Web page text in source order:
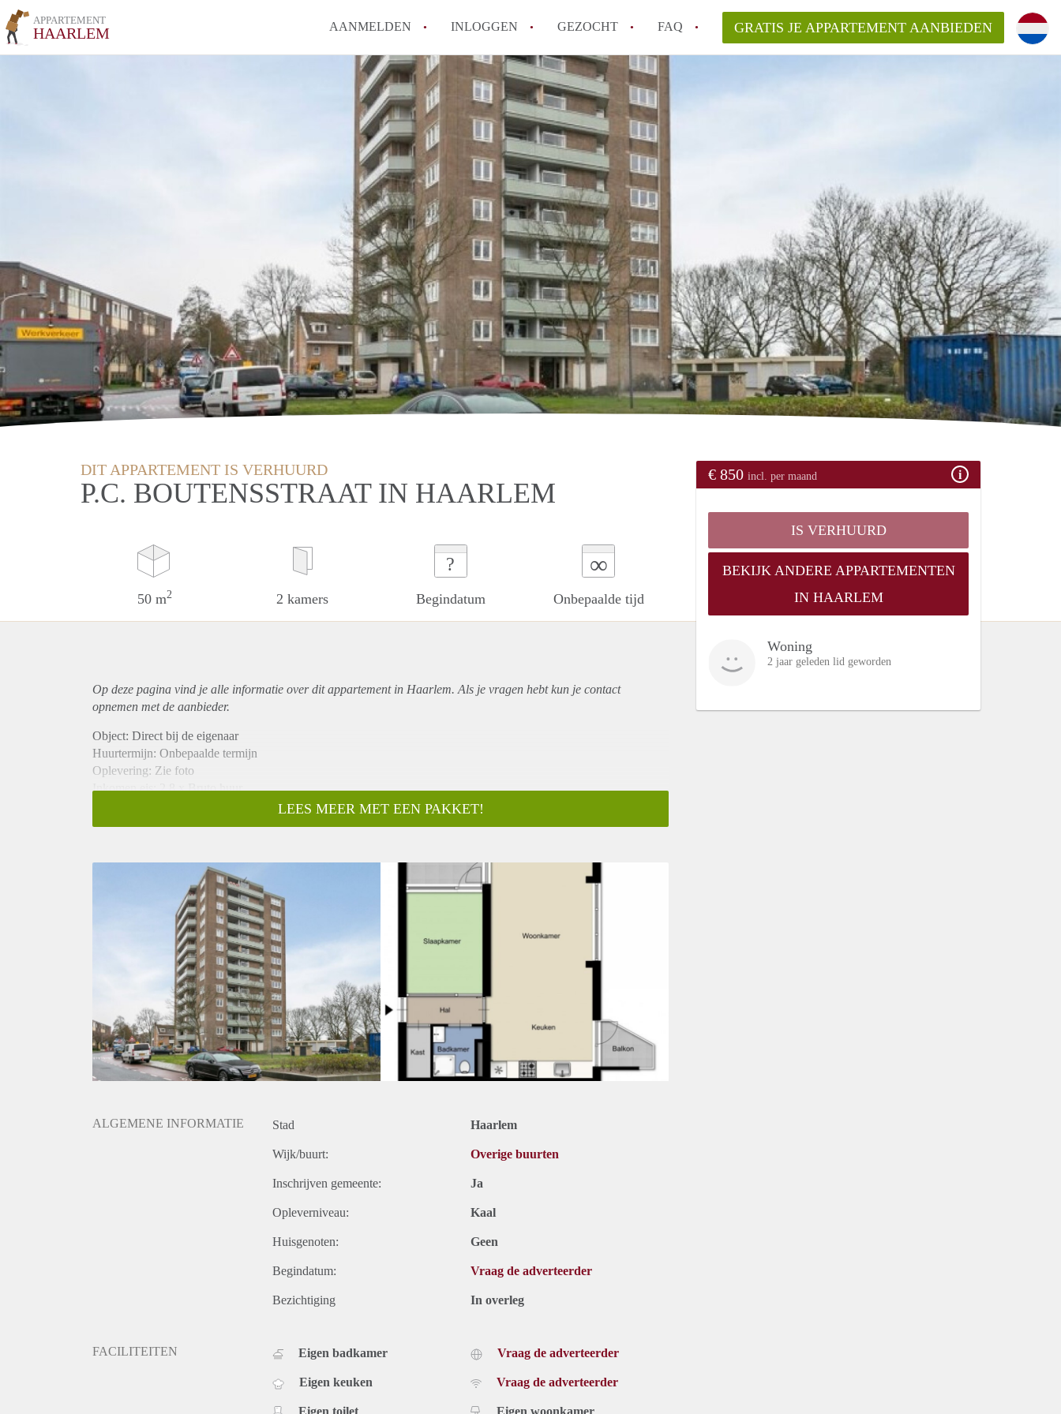
APPARTEMENT
HAARLEM AANMELDEN INLOGGEN GEZOCHT FAQ
How to translate AppartementHaarlem!
Wat is AppartementHaarlem?
Hoeveel kost het om te reageren op een Appartement in Haarlem?
Wat is de privacyverklaring van AppartementHaarlem?
Berekent AppartementHaarlem
makelaarsvergoeding/bemiddelingsvergoeding?
Alle veelgestelde vragen
GRATIS JE APPARTEMENT AANBIEDEN
DIT APPARTEMENT IS VERHUURD
P.C. BOUTENSSTRAAT IN HAARLEM
50 m2 2 kamers
?
Begindatum
∞
Onbepaalde tijd
€ 850 incl. per maand
IS VERHUURD
BEKIJK ANDERE APPARTEMENTEN
IN HAARLEM
Woning
2 jaar geleden lid geworden
Op deze pagina vind je alle informatie over ditappartementin Haarlem. Als je vragen hebt kun je contact
opnemen met de aanbieder.
Object: Direct bij de eigenaar
Huurtermijn: Onbepaalde termijn
Oplevering: Zie foto
Inkomen eis: 2,8 x Bruto huur
Borg: 1 Maand
Huisdieren toegestaan: Afhankelijk van de Eigenaar
Huurtoeslag grens: Nee
Geschikt voor studenten: Afhankelijk van de Eigenaar
LEES MEER MET EEN PAKKET!
ALGEMENE INFORMATIE Stad Haarlem
Wijk/buurt: Overige buurten
Inschrijven gemeente: Ja
Opleverniveau: Kaal
Huisgenoten: Geen
Begindatum: Vraag de adverteerder
Bezichtiging In overleg
FACILITEITEN Eigen badkamer
Eigen keuken
Vraag de adverteerder
Vraag de adverteerder